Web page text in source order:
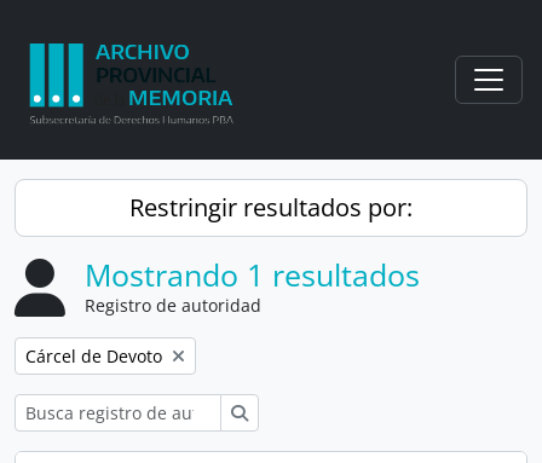
Restringir resultados por:
Mostrando 1 resultados
Registro de autoridad
Remove filter:
Cárcel de Devoto